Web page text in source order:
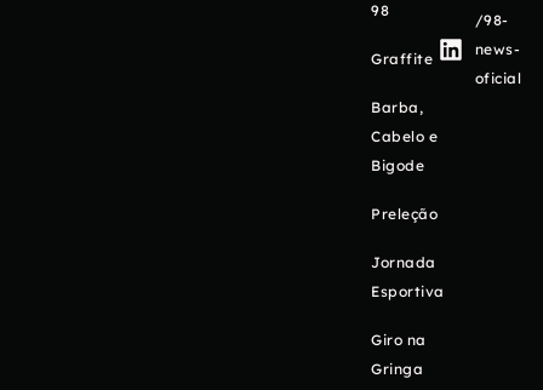
98
Graffite
Barba,
Cabelo e
Bigode
Preleção
Jornada
Esportiva
Giro na
Gringa
/98-
news-
oficial